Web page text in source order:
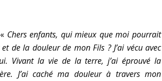
« Chers enfants, qui mieux que moi pourrait
de la douleur de mon Fils ? J’ai vécu avec
Vivant la vie de la terre, j’ai éprouvé la
J’ai caché ma douleur à travers mon